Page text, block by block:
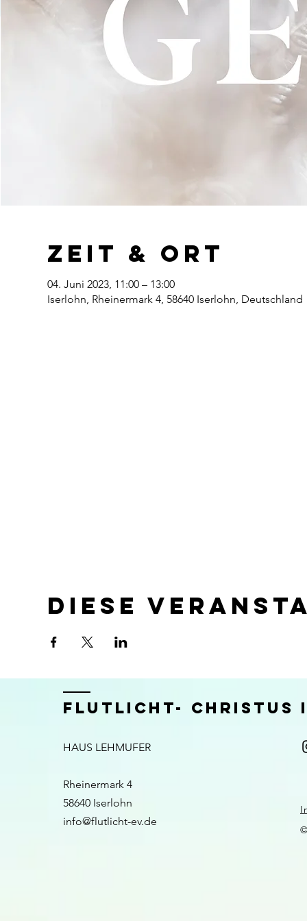
Zeit & Ort
04. Juni 2023, 11:00 – 13:00
Iserlohn, Rheinermark 4, 58640 Iserlohn, Deutschland
Diese
FLUTLICHT- CHRISTUS
HAUS LEHMUFER
Rheinermark 4
58640 Iserlohn​​
info@flutlicht-ev.de